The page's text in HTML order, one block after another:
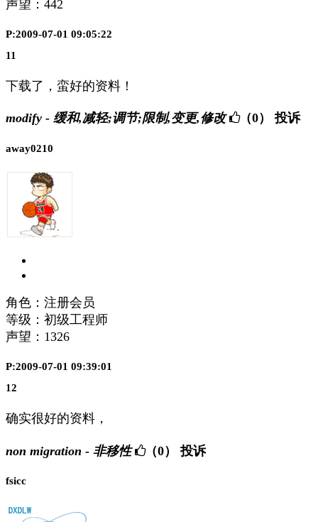
声望： 442
P:2009-07-01 09:05:22
11
下载了，蛮好的资料！
modify - 缓和,减轻;调节;限制,变更,修改 （0） 投诉
away0210
角色：注册会员
等级：初级工程师
声望： 1326
P:2009-07-01 09:39:01
12
确实很好的资料，
non migration - 非移性 （0） 投诉
fsicc